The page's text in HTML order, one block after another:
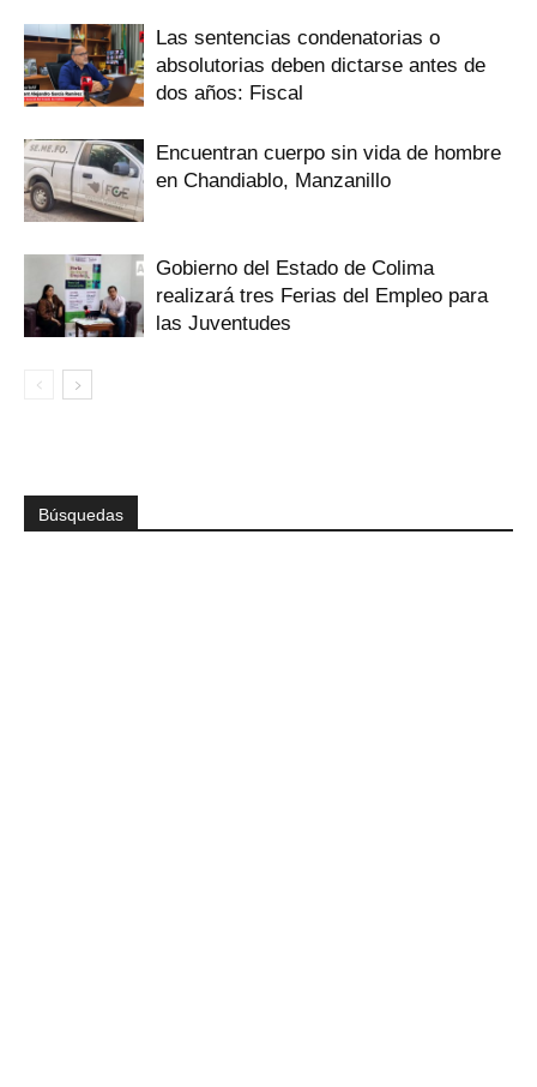
Las sentencias condenatorias o
absolutorias deben dictarse antes de
dos años: Fiscal
Encuentran cuerpo sin vida de hombre
en Chandiablo, Manzanillo
Gobierno del Estado de Colima
realizará tres Ferias del Empleo para
las Juventudes
Búsquedas